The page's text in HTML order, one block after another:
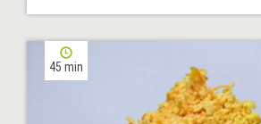
45 min